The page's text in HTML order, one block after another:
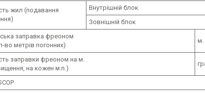
жил (подавання
Внутрішній блок
Зовнішній блок
заправка фреоном
во метрів погонних)
м.
заправки фреоном на м.
на кожен м.п.)